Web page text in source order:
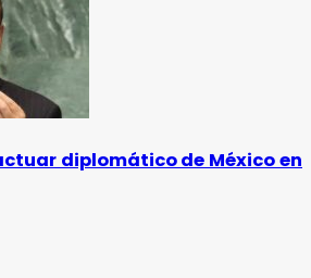
diplomático de México en